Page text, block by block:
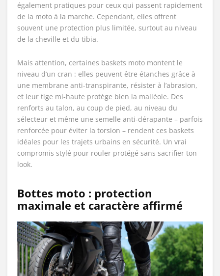
également pratiques pour ceux qui passent rapidement
de la moto à la marche. Cependant, elles offrent
souvent une protection plus limitée, surtout au niveau
de la cheville et du tibia.
Mais attention, certaines baskets moto montent le
niveau d’un cran : elles peuvent être étanches grâce à
une membrane anti-transpirante, résister à l’abrasion,
et leur tige mi-haute protège bien la malléole. Des
renforts au talon, au coup de pied, au niveau du
sélecteur et même une semelle anti-dérapante – parfois
renforcée pour éviter la torsion – rendent ces baskets
idéales pour les trajets urbains en sécurité. Un vrai
compromis stylé pour rouler protégé sans sacrifier ton
look.
Bottes moto : protection
maximale et caractère affirmé